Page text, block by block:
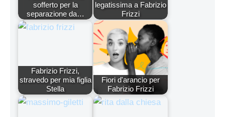
sofferto per la
separazione da…
legatissima a Fabrizio
Frizzi
Fabrizio Frizzi,
stravedo per mia figlia
Stella
Fiori d'arancio per
Fabrizio Frizzi